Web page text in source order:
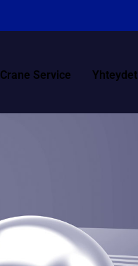
Crane Service Yhteydet